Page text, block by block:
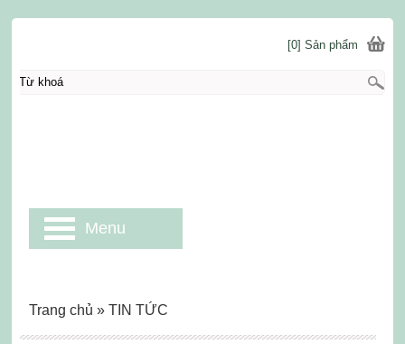
Trang chủ » TIN TỨC
[0] Sản phẩm
Menu